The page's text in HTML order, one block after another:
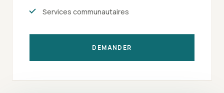
Services communautaires
DEMANDER